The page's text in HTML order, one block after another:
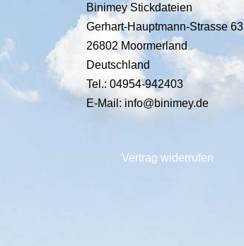
Binimey Stickdateien
Gerhart-Hauptmann-Strasse 63
26802 Moormerland
Deutschland
Tel.: 04954-942403
E-Mail: info@binimey.de
Vertrag widerrufen